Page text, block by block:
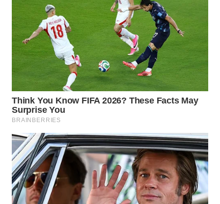
WN
PADANG
LAWAS
SUMEDANG
WN
CIANJUR
WN
KEPULAUAN
SERIBU
WN
TANGERANG